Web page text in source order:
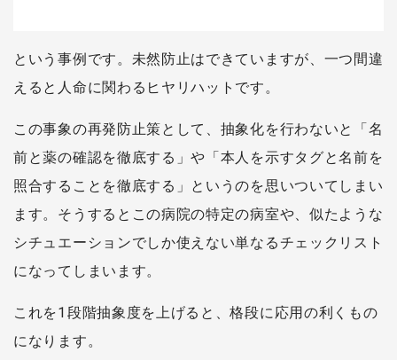
という事例です。未然防止はできていますが、一つ間違
えると人命に関わるヒヤリハットです。
この事象の再発防止策として、抽象化を行わないと「名
前と薬の確認を徹底する」や「本人を示すタグと名前を
照合することを徹底する」というのを思いついてしまい
ます。そうするとこの病院の特定の病室や、似たような
シチュエーションでしか使えない単なるチェックリスト
になってしまいます。
これを1段階抽象度を上げると、格段に応用の利くもの
になります。